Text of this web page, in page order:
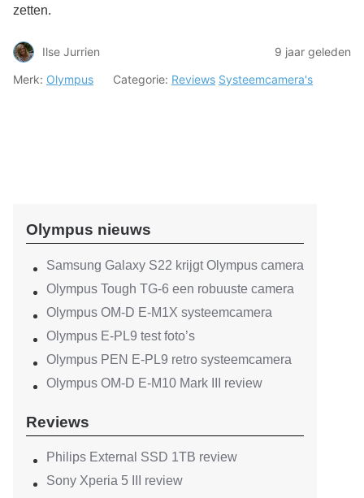
zetten.
Ilse Jurrien
9 jaar geleden
Merk: Olympus Categorie: Reviews Systeemcamera's
Olympus nieuws
Samsung Galaxy S22 krijgt Olympus camera
Olympus Tough TG-6 een robuuste camera
Olympus OM-D E-M1X systeemcamera
Olympus E-PL9 test foto’s
Olympus PEN E-PL9 retro systeemcamera
Olympus OM-D E-M10 Mark III review
Reviews
Philips External SSD 1TB review
Sony Xperia 5 III review